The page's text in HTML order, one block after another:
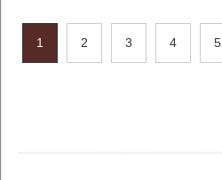
1 2 3 4 5